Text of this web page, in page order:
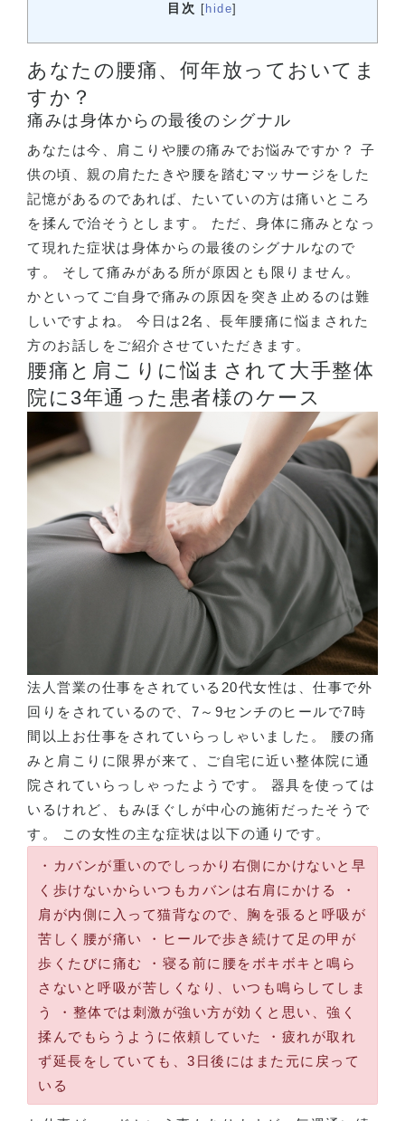
目次 [ hide]
あなたの腰痛、何年放っておいてま
すか？
痛みは身体からの最後のシグナル
あなたは今、肩こりや腰の痛みでお悩みですか？ 子
供の頃、親の肩たたきや腰を踏むマッサージをした
記憶があるのであれば、たいていの方は痛いところ
を揉んで治そうとします。 ただ、身体に痛みとなっ
て現れた症状は身体からの最後のシグナルなので
す。 そして痛みがある所が原因とも限りません。
かといってご自身で痛みの原因を突き止めるのは難
しいですよね。 今日は2名、長年腰痛に悩まされた
方のお話しをご紹介させていただきます。
腰痛と肩こりに悩まされて大手整体
院に3年通った患者様のケース
法人営業の仕事をされている20代女性は、仕事で外
回りをされているので、7～9センチのヒールで7時
間以上お仕事をされていらっしゃいました。 腰の痛
みと肩こりに限界が来て、ご自宅に近い整体院に通
院されていらっしゃったようです。 器具を使っては
いるけれど、もみほぐしが中心の施術だったそうで
す。 この女性の主な症状は以下の通りです。
・カバンが重いのでしっかり右側にかけないと早
く歩けないからいつもカバンは右肩にかける ・
肩が内側に入って猫背なので、胸を張ると呼吸が
苦しく腰が痛い ・ヒールで歩き続けて足の甲が
歩くたびに痛む ・寝る前に腰をボキボキと鳴ら
さないと呼吸が苦しくなり、いつも鳴らしてしま
う ・整体では刺激が強い方が効くと思い、強く
揉んでもらうように依頼していた ・疲れが取れ
ず延長をしていても、3日後にはまた元に戻って
いる